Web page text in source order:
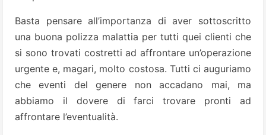
Basta pensare all’importanza di aver sottoscritto
una buona polizza malattia per tutti quei clienti che
si sono trovati costretti ad affrontare un’operazione
urgente e, magari, molto costosa. Tutti ci auguriamo
che eventi del genere non accadano mai, ma
abbiamo il dovere di farci trovare pronti ad
affrontare l’eventualità.